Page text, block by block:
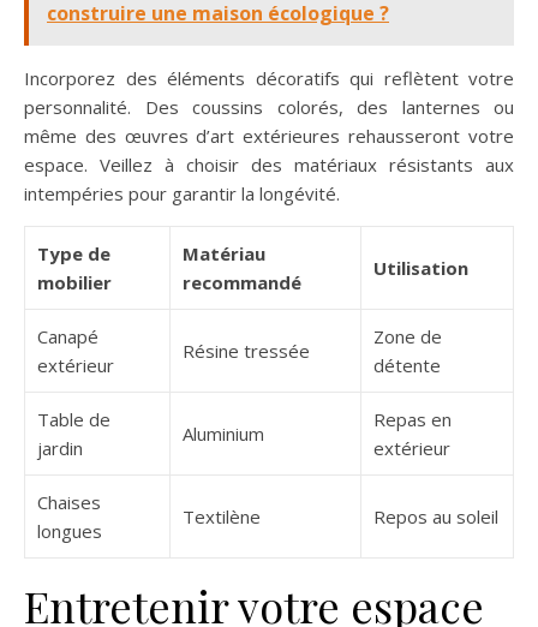
construire une maison écologique ?
Incorporez des éléments décoratifs qui reflètent votre
personnalité. Des coussins colorés, des lanternes ou
même des œuvres d’art extérieures rehausseront votre
espace. Veillez à choisir des matériaux résistants aux
intempéries pour garantir la longévité.
Type de
mobilier
Matériau
recommandé
Utilisation
Canapé
extérieur
Résine tressée
Zone de
détente
Table de
jardin
Aluminium
Repas en
extérieur
Chaises
longues
Textilène Repos au soleil
Entretenir votre espace